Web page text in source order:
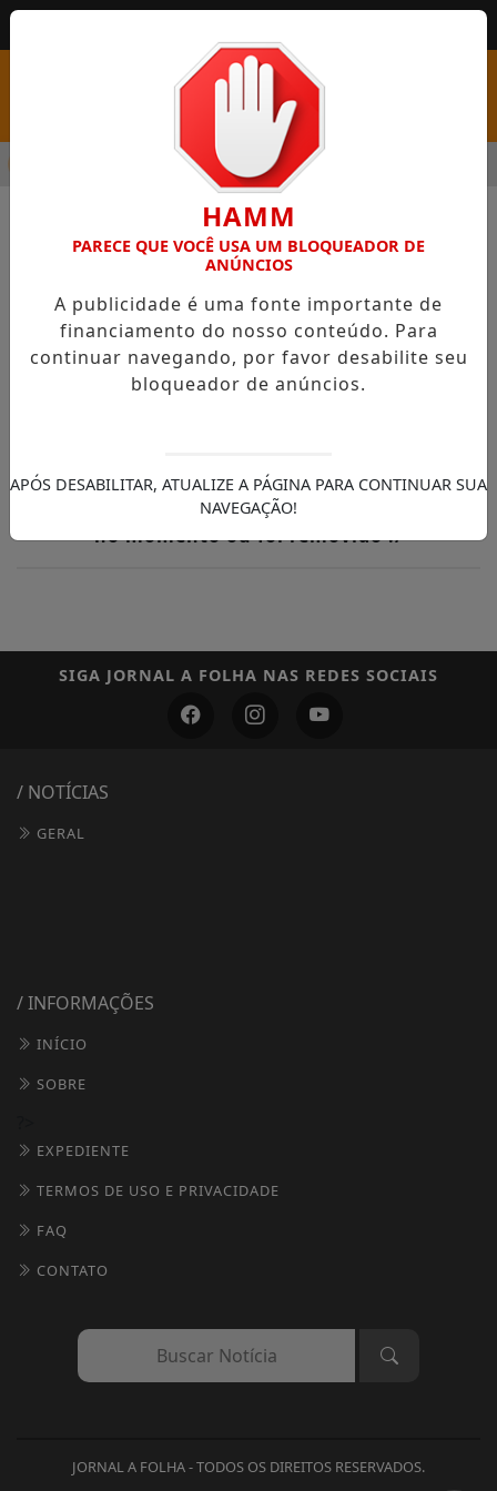
ABRE PSS COM VAGAS EM SEIS FUNÇÕES E SALÁRIOS
Sentimos muito, mas o conteúdo que você
tentou acessar não existe, está indisponível
no momento ou foi removido :/
SIGA JORNAL A FOLHA NAS REDES SOCIAIS
/ NOTÍCIAS
GERAL
/ INFORMAÇÕES
INÍCIO
SOBRE
EXPEDIENTE
TERMOS DE USO E PRIVACIDADE
FAQ
CONTATO
JORNAL A FOLHA - TODOS OS DIREITOS RESERVADOS.
HAMM
PARECE QUE VOCÊ USA UM BLOQUEADOR DE
ANÚNCIOS
A publicidade é uma fonte importante de
financiamento do nosso conteúdo. Para
continuar navegando, por favor desabilite seu
bloqueador de anúncios.
APÓS DESABILITAR, ATUALIZE A PÁGINA PARA CONTINUAR SUA
NAVEGAÇÃO!
Termos de Uso e Privacidade
de Uso e Privacidade.